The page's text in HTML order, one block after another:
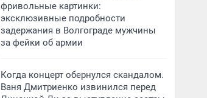
фривольные картинки:
эксклюзивные подробности
задержания в Волгограде мужчины
за фейки об армии
Когда концерт обернулся скандалом.
Ваня Дмитриенко извинился перед